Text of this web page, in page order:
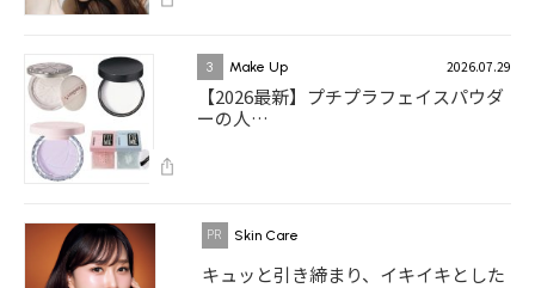
3 Make Up 2026.07.29
【2026最新】プチプラフェイスパウダ
ーの人…
Skin Care
キュッと引き締まり、イキイキとした